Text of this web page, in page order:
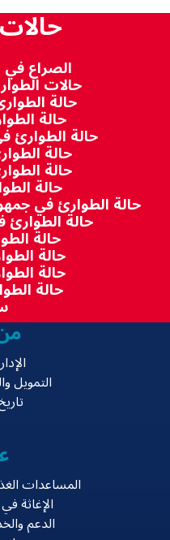
الصراع
حالات
حالة
حالة
حالة الطوارئ
حالة
حالة
حالة
حالة الطوارئ في
حالة
حالة
حالة
حالة
حالة
التمويل
المساعدات
الإغاثة
الدعم